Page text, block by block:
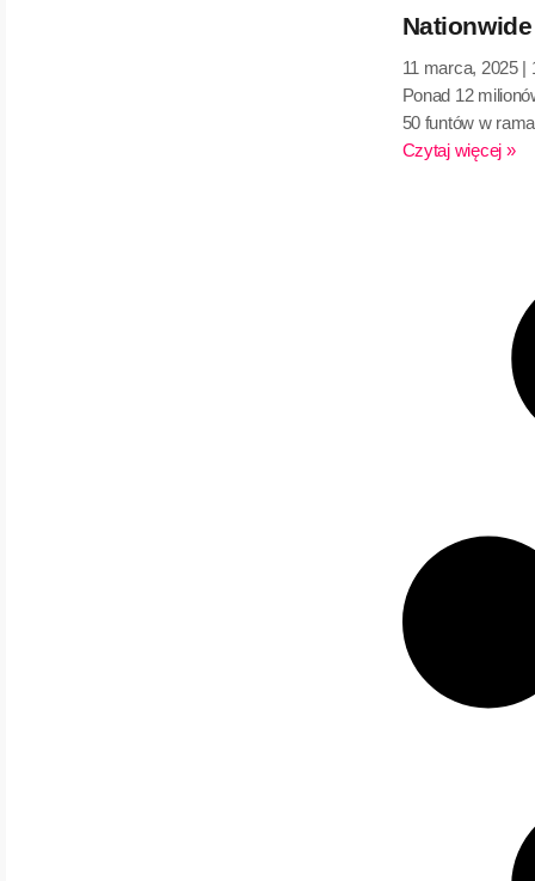
11 marca, 2025
Ponad 12
50 funtów w
Czytaj więcej »